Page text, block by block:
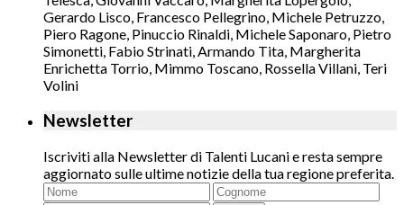
Gerardo Lisco, Francesco Pellegrino, Michele Petruzzo,
Piero Ragone, Pinuccio Rinaldi, Michele Saponaro, Pietro
Simonetti, Fabio Strinati, Armando Tita, Margherita
Enrichetta Torrio, Mimmo Toscano, Rossella Villani, Teri
Volini
Newsletter
Iscriviti alla Newsletter di Talenti Lucani e resta sempre
aggiornato sulle ultime notizie della tua regione preferita.